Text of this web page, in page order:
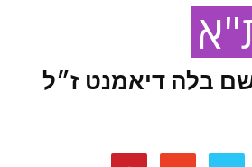
בלה דיאמנט ז״ל